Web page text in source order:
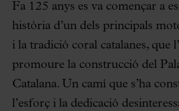
Fa 125 anys es va començar a
història d’un dels principals
i la tradició coral catalanes, que
promoure la construcció del
Catalana. Un camí que s’ha
l’esforç i la dedicació